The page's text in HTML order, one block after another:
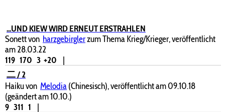
...UND KIEW WIRD ERNEUT ERSTRAHLEN
Sonett von harzgebirglerzum Thema Krieg/Krieger, veröffentlicht
am 28.03.22
119 170 3 +20
|
二 / 2
Haiku von Melodia(Chinesisch), veröffentlicht am 09.10.18
(geändert am 10.10.)
9 311 1
|